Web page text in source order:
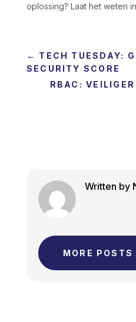
oplossing? Laat het weten
← TECH TUESDAY:
SECURITY SCORE
RBAC:
Written by
MORE